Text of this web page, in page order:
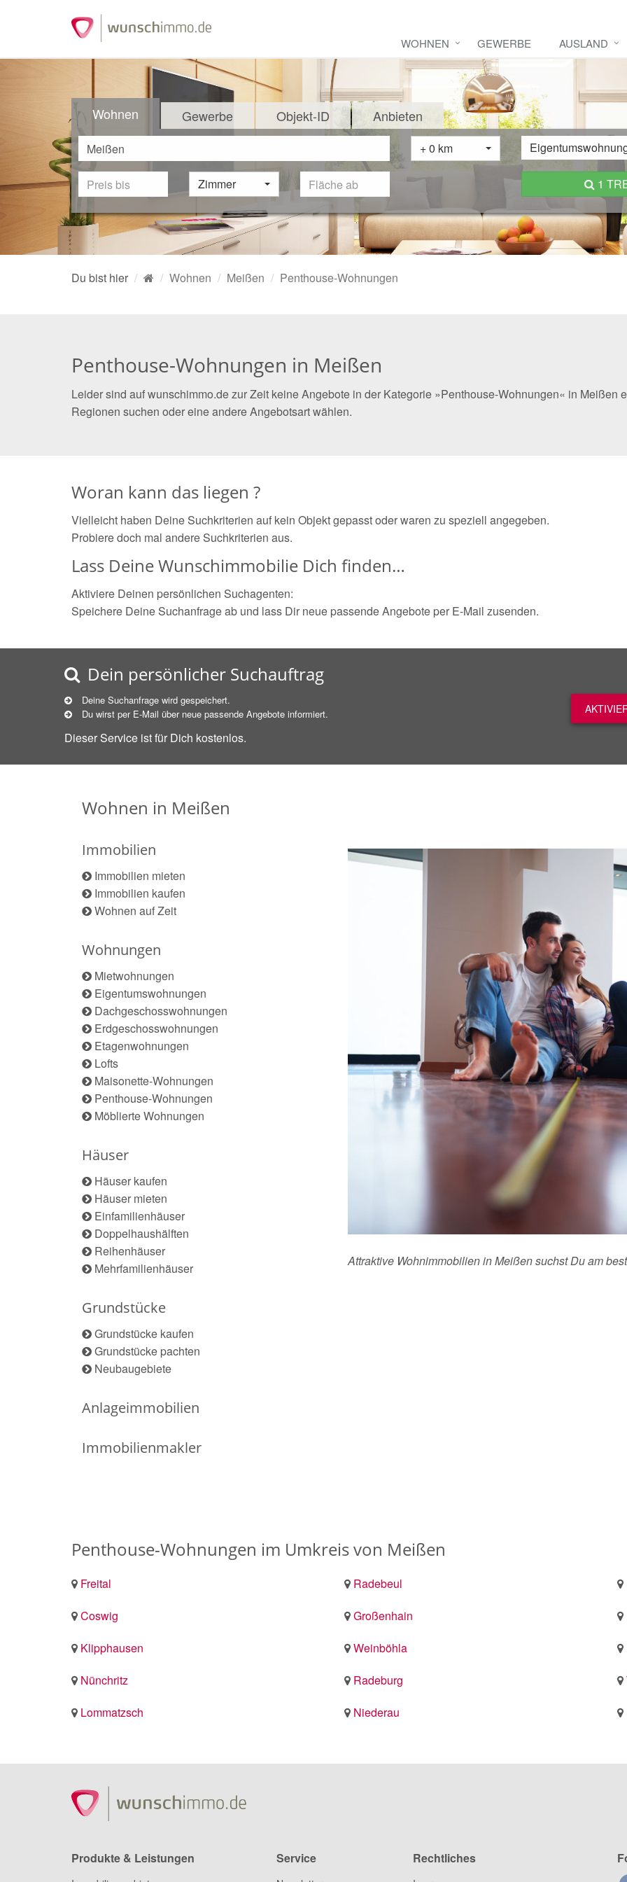
WOHNEN GEWERBE AUSLAND
Wohnen Gewerbe Objekt-ID Anbieten
+ 0 km
Zimmer 1
Du bist hier Wohnen Meißen Penthouse-Wohnungen
Penthouse-Wohnungen in Meißen
Leider sind auf wunschimmo.de zur Zeit keine Angebote in der Kategorie »Penthouse-Wohnungen« in Meißen
Regionen suchen oder eine andere Angebotsart wählen.
Woran kann das liegen ?
Vielleicht haben Deine Suchkriterien auf kein Objekt gepasst oder waren zu speziell angegeben.
Probiere doch mal andere Suchkriterien aus.
Lass Deine Wunschimmobilie Dich finden…
Aktiviere Deinen persönlichen Suchagenten:
Speichere Deine Suchanfrage ab und lass Dir neue passende Angebote per E-Mail zusenden.
Dein persönlicher Suchauftrag
Deine Suchanfrage wird gespeichert.
Du wirst per E-Mail über neue passende Angebote informiert.
Dieser Service ist für Dich kostenlos.
Wohnen in Meißen
Immobilien
Immobilien mieten
Immobilien kaufen
Wohnen auf Zeit
Wohnungen
Mietwohnungen
Eigentumswohnungen
Dachgeschosswohnungen
Erdgeschosswohnungen
Etagenwohnungen
Lofts
Maisonette-Wohnungen
Penthouse-Wohnungen
Möblierte Wohnungen
Häuser
Häuser kaufen
Häuser mieten
Einfamilienhäuser
Doppelhaushälften
Reihenhäuser
Mehrfamilienhäuser
Grundstücke
Grundstücke kaufen
Grundstücke pachten
Neubaugebiete
Anlageimmobilien
Immobilienmakler
Attraktive Wohnimmobilien in Meißen suchst Du am
Penthouse-Wohnungen im Umkreis von Meißen
Freital Radebeul
Coswig
Großenhain
Klipphausen
Weinböhla
Nünchritz
Radeburg
Lommatzsch
Niederau
Produkte & Leistungen Service Rechtliches